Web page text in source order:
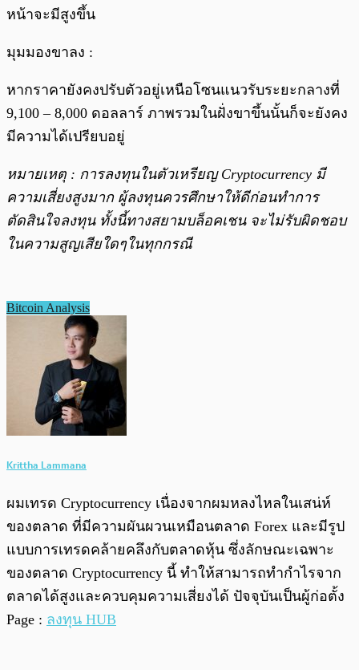
หน้าจะมีสูงขึ้น
มุมมองขาลง :
หากราคายังคงปรับตัวอยู่เหนือโซนแนวรับระยะกลางที่
9,100 – 8,000 ดอลลาร์ ภาพรวมในฝั่งขาขึ้นนั้นก็จะยังคง
มีความได้เปรียบอยู่
หมายเหตุ : การลงทุนในตัวเหรียญ Cryptocurrency มี
ความเสี่ยงสูงมาก ผู้ลงทุนควรศึกษาให้ดีก่อนทำการ
ตัดสินใจลงทุน ทั้งนี้ทางสยามบล็อคเชน จะไม่รับผิดชอบ
ในความสูญเสียใดๆในทุกกรณี
Bitcoin Analysis
Krittha Lammana
ผมเทรด Cryptocurrency เนื่องจากผมหลงไหลในเสน่ห์
ของตลาด ที่มีความผันผวนเหมือนตลาด Forex และมีรูป
แบบการเทรดคล้ายคลึงกับตลาดหุ้น ซึ่งลักษณะเฉพาะ
ของตลาด Cryptocurrency นี้ ทำให้สามารถทำกำไรจาก
ตลาดได้สูงและควบคุมความเสี่ยงได้ ปัจจุบันเป็นผู้ก่อตั้ง
Page : ลงทุน HUB